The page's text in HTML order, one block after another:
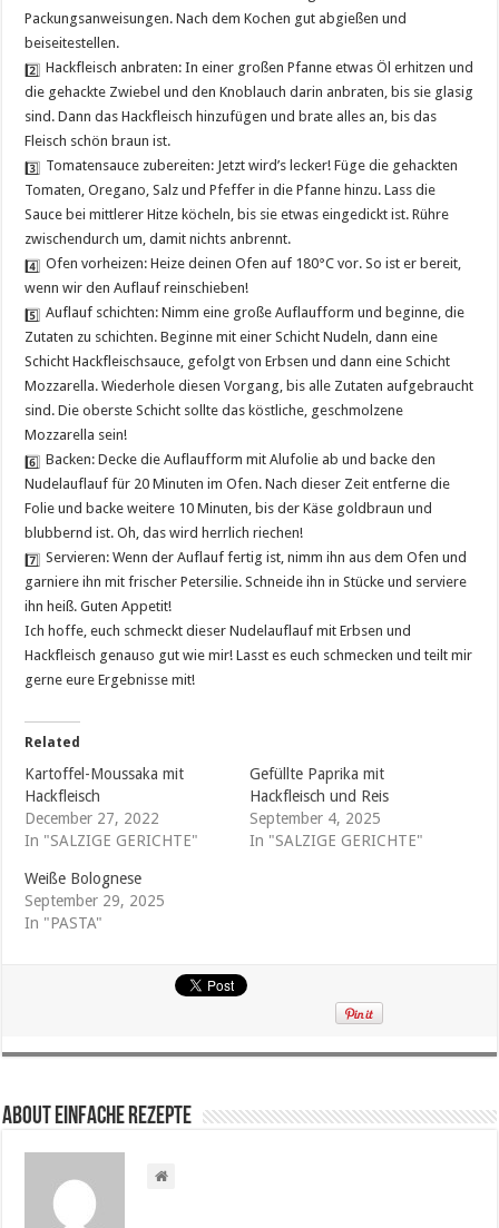
Packungsanweisungen. Nach dem Kochen gut abgießen und
beiseitestellen.
Hackfleisch anbraten: In einer großen Pfanne etwas Öl erhitzen und
die gehackte Zwiebel und den Knoblauch darin anbraten, bis sie glasig
sind. Dann das Hackfleisch hinzufügen und brate alles an, bis das
Fleisch schön braun ist.
Tomatensauce zubereiten: Jetzt wird’s lecker! Füge die gehackten
Tomaten, Oregano, Salz und Pfeffer in die Pfanne hinzu. Lass die
Sauce bei mittlerer Hitze köcheln, bis sie etwas eingedickt ist. Rühre
zwischendurch um, damit nichts anbrennt.
Ofen vorheizen: Heize deinen Ofen auf 180°C vor. So ist er bereit,
wenn wir den Auflauf reinschieben!
Auflauf schichten: Nimm eine große Auflaufform und beginne, die
Zutaten zu schichten. Beginne mit einer Schicht Nudeln, dann eine
Schicht Hackfleischsauce, gefolgt von Erbsen und dann eine Schicht
Mozzarella. Wiederhole diesen Vorgang, bis alle Zutaten aufgebraucht
sind. Die oberste Schicht sollte das köstliche, geschmolzene
Mozzarella sein!
Backen: Decke die Auflaufform mit Alufolie ab und backe den
Nudelauflauf für 20 Minuten im Ofen. Nach dieser Zeit entferne die
Folie und backe weitere 10 Minuten, bis der Käse goldbraun und
blubbernd ist. Oh, das wird herrlich riechen!
Servieren: Wenn der Auflauf fertig ist, nimm ihn aus dem Ofen und
garniere ihn mit frischer Petersilie. Schneide ihn in Stücke und serviere
ihn heiß. Guten Appetit!
Ich hoffe, euch schmeckt dieser Nudelauflauf mit Erbsen und
Hackfleisch genauso gut wie mir! Lasst es euch schmecken und teilt mir
gerne eure Ergebnisse mit!
Related
Kartoffel-Moussaka mit
Hackfleisch
December 27, 2022
In "SALZIGE GERICHTE"
Gefüllte Paprika mit
Hackfleisch und Reis
September 4, 2025
In "SALZIGE GERICHTE"
Weiße Bolognese
September 29, 2025
In "PASTA"
About Einfache Rezepte